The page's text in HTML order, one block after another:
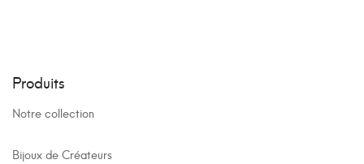
Produits
Notre collection
Bijoux de Créateurs